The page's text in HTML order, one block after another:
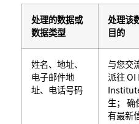
处理的数据或
数据类型
处理该
目的
姓名、地址、
电子邮件地
址、电话号码
与您交
派往 OI
生； 确
有最新